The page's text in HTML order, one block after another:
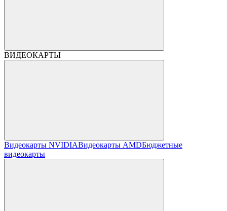
ВИДЕОКАРТЫ
Видеокарты NVIDIAВидеокарты AMDБюджетные
видеокарты